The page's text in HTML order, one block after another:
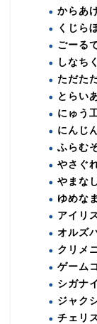
からあ
くじら
ごーる
しなち
ただた
とらい
にゅう
にんじ
ふらむ
やさぐ
やまな
ゆめな
アイリ
オルズ
クリメ
ゲーム
シガナ
ジャク
チェリ